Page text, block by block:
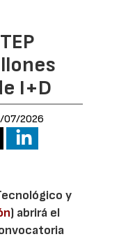
I+D
07/2026
y
) abrirá el